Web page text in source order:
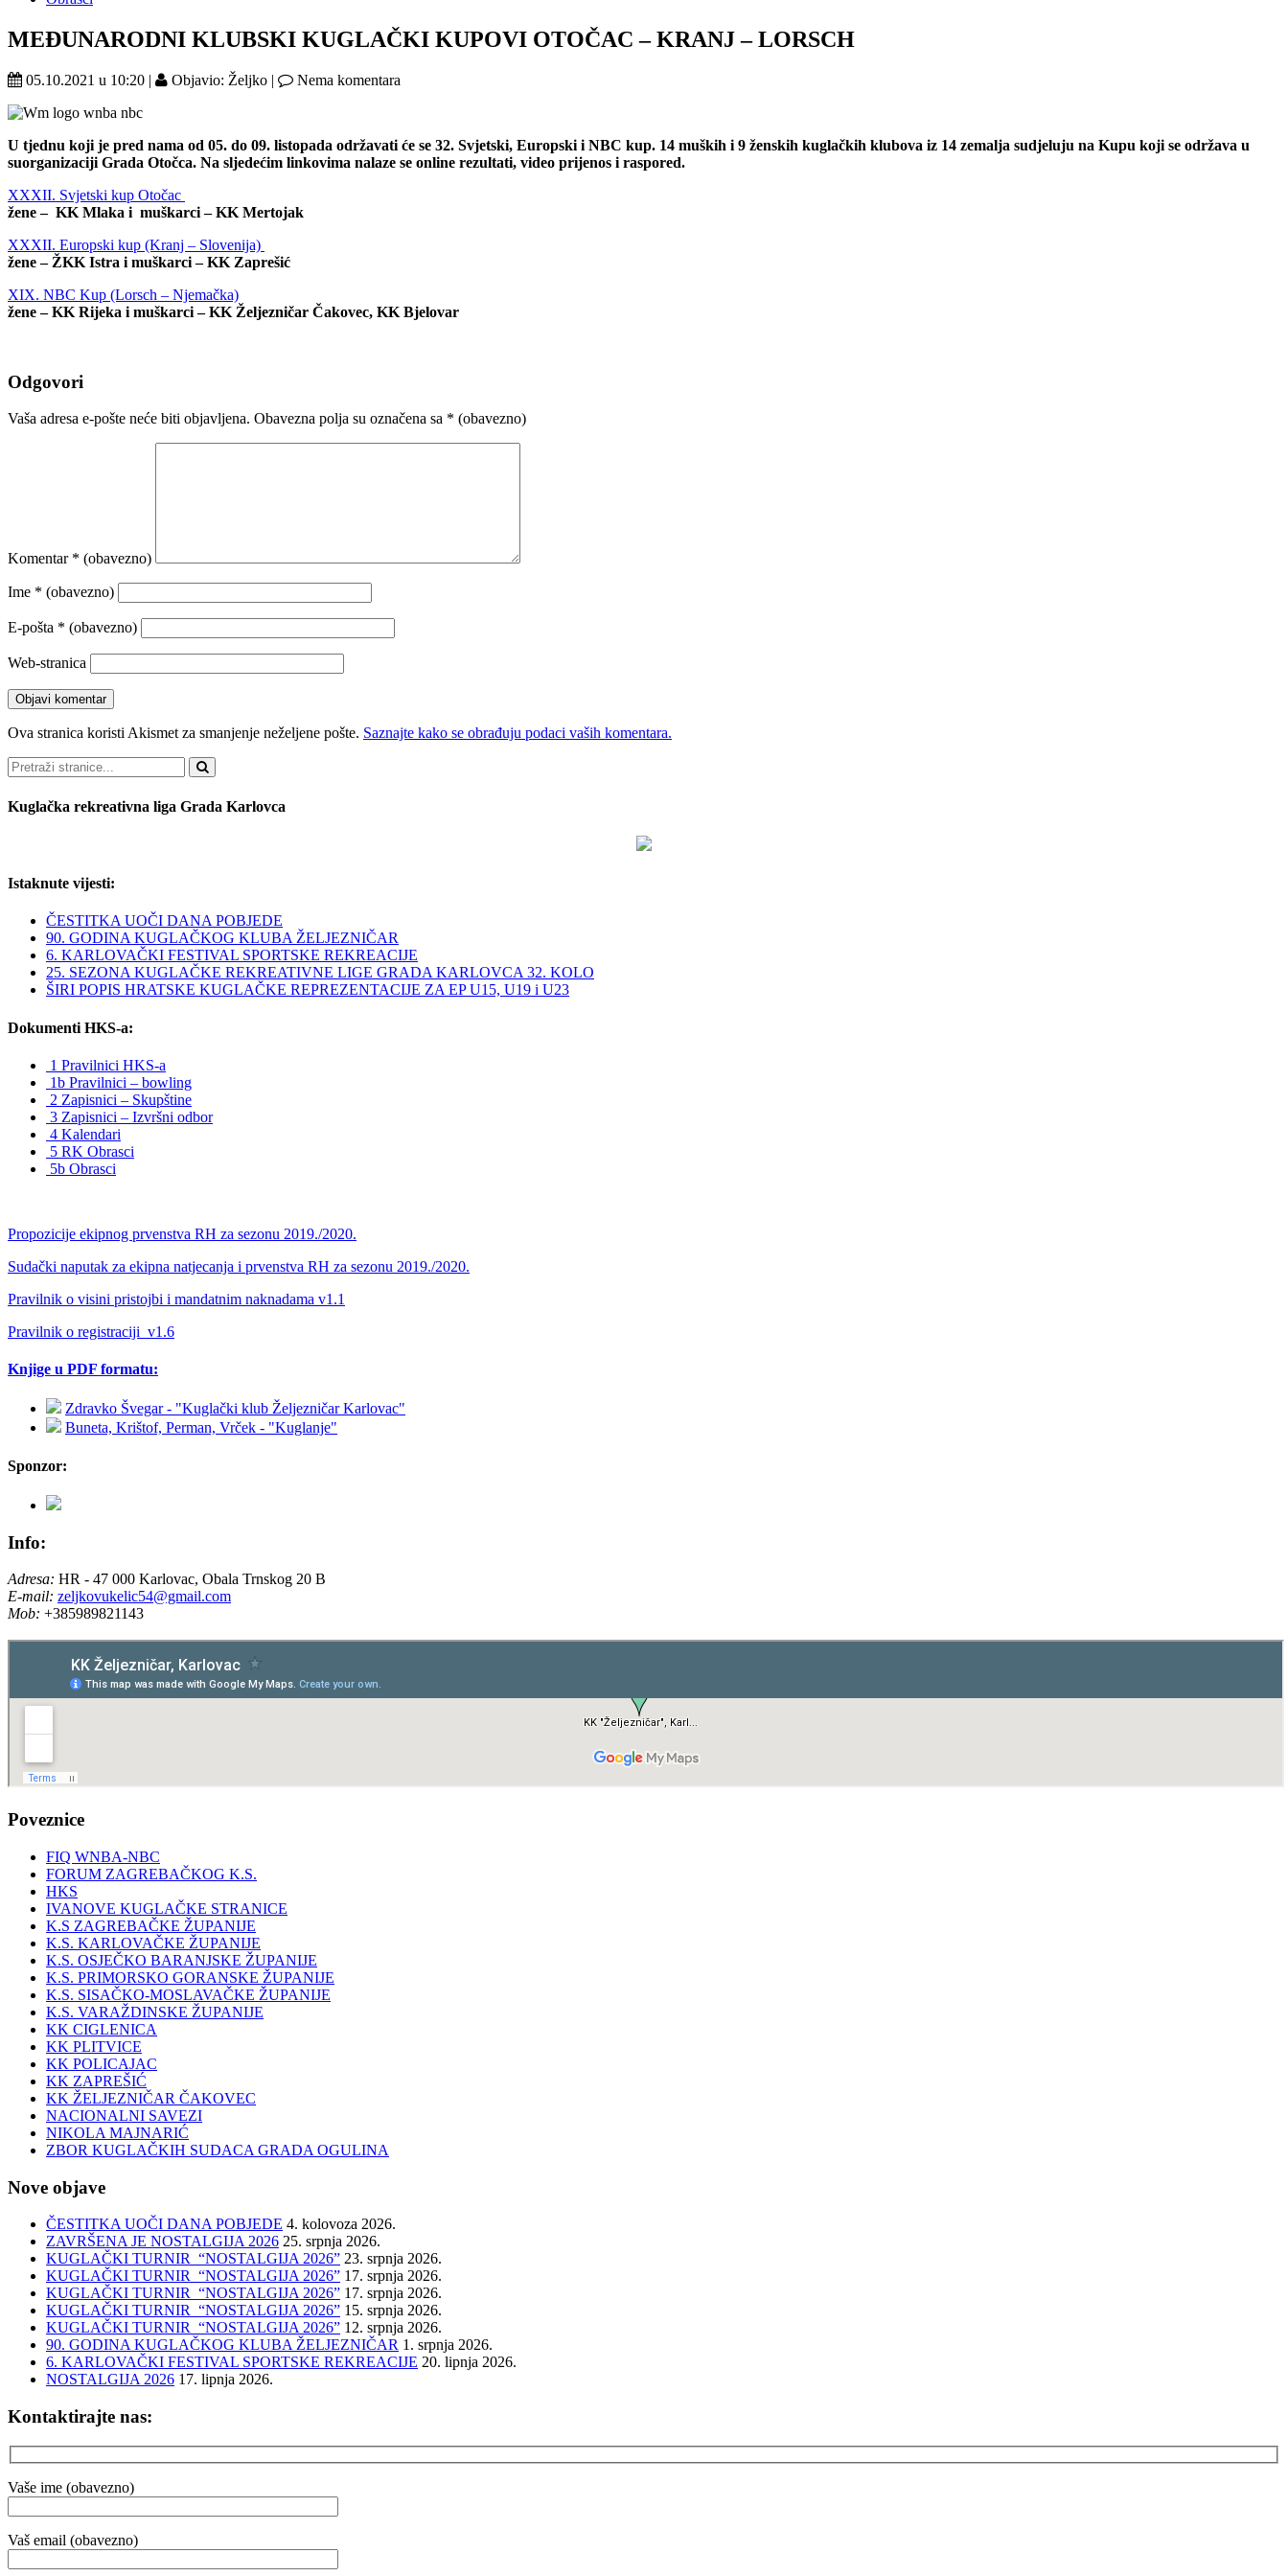
MEĐUNARODNI KLUBSKI KUGLAČKI KUPOVI OTOČAC – KRANJ – LORSCH
05.10.2021 u 10:20 | Objavio: Željko | Nema komentara
U tjednu koji je pred nama od 05. do 09. listopada održavati će se 32. Svjetski, Europski i NBC kup. 14 muških i 9 ženskih kuglačkih klubova iz 14 zemalja sudjeluju na Kupu koji se održava u
suorganizaciji Grada Otočca. Na sljedećim linkovima nalaze se online rezultati, video prijenos i raspored.
XXXII. Svjetski kup Otočac
žene – KK Mlaka i muškarci – KK Mertojak
XXXII. Europski kup (Kranj – Slovenija)
žene – ŽKK Istra i muškarci – KK Zaprešić
XIX. NBC Kup (Lorsch – Njemačka)
žene – KK Rijeka i muškarci – KK Željezničar Čakovec, KK Bjelovar
Odgovori
Vaša adresa e-pošte neće biti objavljena. Obavezna polja su označena sa * (obavezno)
Komentar * (obavezno)
Ime * (obavezno)
E-pošta * (obavezno)
Web-stranica
Ova stranica koristi Akismet za smanjenje neželjene pošte. Saznajte kako se obrađuju podaci vaših komentara.
Pretraži
Kuglačka rekreativna liga Grada Karlovca
Istaknute vijesti:
ČESTITKA UOČI DANA POBJEDE
90. GODINA KUGLAČKOG KLUBA ŽELJEZNIČAR
6. KARLOVAČKI FESTIVAL SPORTSKE REKREACIJE
25. SEZONA KUGLAČKE REKREATIVNE LIGE GRADA KARLOVCA 32. KOLO
ŠIRI POPIS HRATSKE KUGLAČKE REPREZENTACIJE ZA EP U15, U19 i U23
Dokumenti HKS-a:
1 Pravilnici HKS-a
1b Pravilnici – bowling
2 Zapisnici – Skupštine
3 Zapisnici – Izvršni odbor
4 Kalendari
5 RK Obrasci
5b Obrasci
Propozicije ekipnog prvenstva RH za sezonu 2019./2020.
Sudački naputak za ekipna natjecanja i prvenstva RH za sezonu 2019./2020.
Pravilnik o visini pristojbi i mandatnim naknadama v1.1
Pravilnik o registraciji_v1.6
Knjige u PDF formatu:
Zdravko Švegar - "Kuglački klub Željezničar Karlovac"
Buneta, Krištof, Perman, Vrček - "Kuglanje"
Sponzor:
Info:
Adresa: HR - 47 000 Karlovac, Obala Trnskog 20 B
E-mail: zeljkovukelic54@gmail.com
Mob: +385989821143
Poveznice
FIQ WNBA-NBC
FORUM ZAGREBAČKOG K.S.
HKS
IVANOVE KUGLAČKE STRANICE
K.S ZAGREBAČKE ŽUPANIJE
K.S. KARLOVAČKE ŽUPANIJE
K.S. OSJEČKO BARANJSKE ŽUPANIJE
K.S. PRIMORSKO GORANSKE ŽUPANIJE
K.S. SISAČKO-MOSLAVAČKE ŽUPANIJE
K.S. VARAŽDINSKE ŽUPANIJE
KK CIGLENICA
KK PLITVICE
KK POLICAJAC
KK ZAPREŠIĆ
KK ŽELJEZNIČAR ČAKOVEC
NACIONALNI SAVEZI
NIKOLA MAJNARIĆ
ZBOR KUGLAČKIH SUDACA GRADA OGULINA
Nove objave
ČESTITKA UOČI DANA POBJEDE 4. kolovoza 2026.
ZAVRŠENA JE NOSTALGIJA 2026 25. srpnja 2026.
KUGLAČKI TURNIR “NOSTALGIJA 2026” 23. srpnja 2026.
KUGLAČKI TURNIR “NOSTALGIJA 2026” 17. srpnja 2026.
KUGLAČKI TURNIR “NOSTALGIJA 2026” 17. srpnja 2026.
KUGLAČKI TURNIR “NOSTALGIJA 2026” 15. srpnja 2026.
KUGLAČKI TURNIR “NOSTALGIJA 2026” 12. srpnja 2026.
90. GODINA KUGLAČKOG KLUBA ŽELJEZNIČAR 1. srpnja 2026.
6. KARLOVAČKI FESTIVAL SPORTSKE REKREACIJE 20. lipnja 2026.
NOSTALGIJA 2026 17. lipnja 2026.
Kontaktirajte nas:
Vaše ime (obavezno)
Vaš email (obavezno)